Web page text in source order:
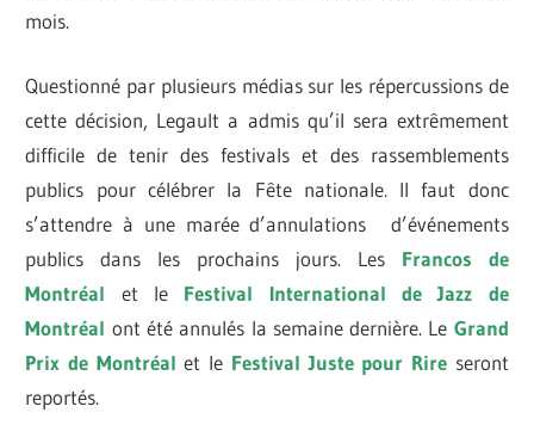
mois.
Questionné par plusieurs médias sur les répercussions de
cette décision, Legault a admis qu’il sera extrêmement
difficile de tenir des festivals et des rassemblements
publics pour célébrer la Fête nationale. Il faut donc
s’attendre à une marée d’annulations d’événements
publics dans les prochains jours. Les Francos de
Montréal et le Festival International de Jazz de
Montréal ont été annulés la semaine dernière. Le Grand
Prix de Montréal et le Festival Juste pour Rire seront
reportés.